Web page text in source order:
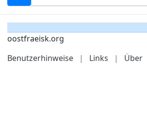
oostfraeisk.org
Benutzerhinweise
| Links | Über